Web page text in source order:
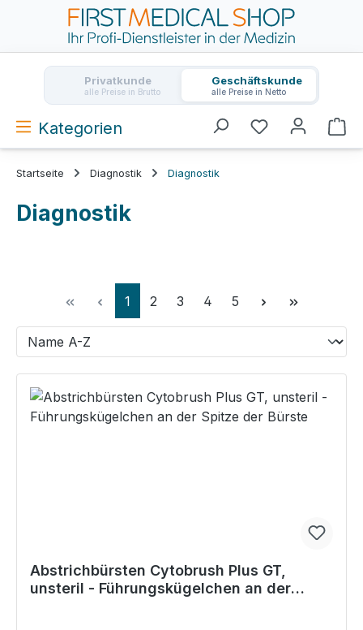
Zum Hauptinhalt springen
Privatkunde
alle Preise in Brutto
Geschäftskunde
alle Preise in Netto
Kategorien
Startseite Diagnostik Diagnostik
Diagnostik
Seite
1 Seite
2 Seite
3 Seite
4 Seite
5
Abstrichbürsten Cytobrush Plus GT,
unsteril - Führungskügelchen an der